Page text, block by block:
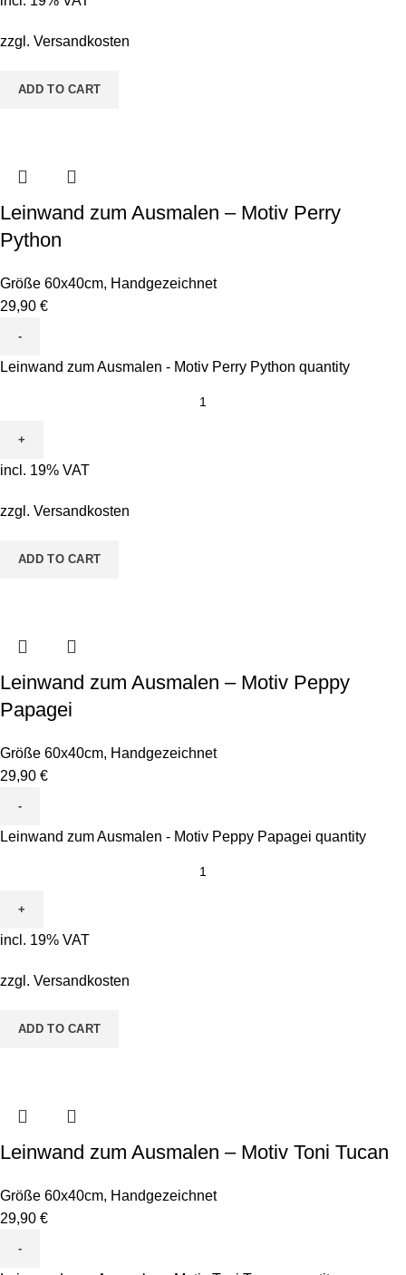
zzgl. Versandkosten
ADD TO CART
Leinwand zum Ausmalen – Motiv Perry
Python
Größe 60x40cm, Handgezeichnet
29,90 €
Leinwand zum Ausmalen - Motiv Perry Python quantity
incl. 19% VAT
zzgl. Versandkosten
ADD TO CART
Leinwand zum Ausmalen – Motiv Peppy
Papagei
Größe 60x40cm, Handgezeichnet
29,90 €
Leinwand zum Ausmalen - Motiv Peppy Papagei quantity
incl. 19% VAT
zzgl. Versandkosten
ADD TO CART
Leinwand zum Ausmalen – Motiv Toni Tucan
Größe 60x40cm, Handgezeichnet
29,90 €